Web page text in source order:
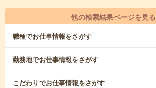
他の検索結果ページを見る
職種でお仕事情報をさがす
勤務地でお仕事情報をさがす
こだわりでお仕事情報をさがす